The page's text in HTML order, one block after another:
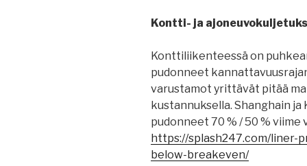
Kontti- ja
Konttiliikenteessä on
pudonneet
varustamot yrittävät pitää
kustannuksella. Shanghain
pudonneet 70 % / 50 %
https://splash247.com/liner-
below-breakeven/